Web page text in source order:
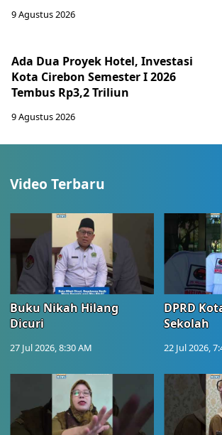
9 Agustus 2026
Ada Dua Proyek Hotel, Investasi
Kota Cirebon Semester I 2026
Tembus Rp3,2 Triliun
9 Agustus 2026
Video Terbaru
Buku Nikah Hilang
Dicuri
27 Jul 2026, 8:30 AM
DPRD
Sekolah
22 Jul 2026,